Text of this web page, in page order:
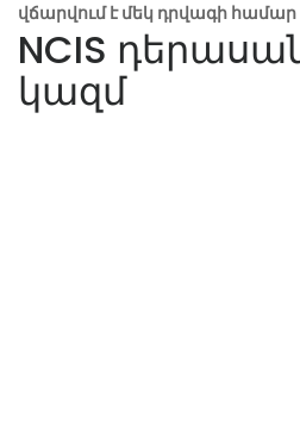
վճարվում է մեկ դրվագի համար
NCIS
կազմ